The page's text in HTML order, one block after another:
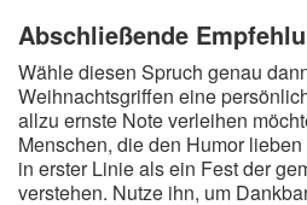
Abschließende
Wähle diesen Spruch genau
Weihnachtsgriffen eine
allzu ernste Note verleihen
Menschen, die den Humor
in erster Linie als ein Fest der
verstehen. Nutze ihn, um